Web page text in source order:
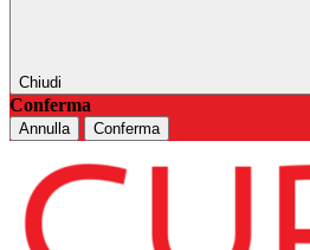
Chiudi
Conferma
Annulla Conferma